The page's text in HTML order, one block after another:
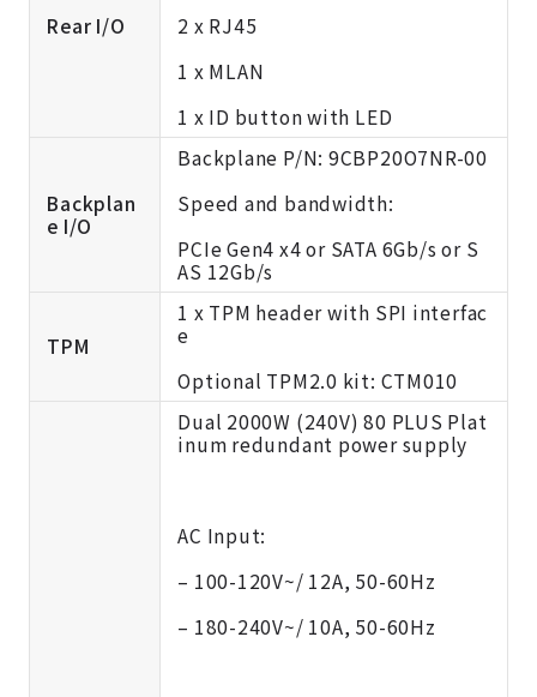
Rear I/O
2 x RJ45
1 x MLAN
1 x ID button with LED
Backplan
e I/O
Backplane P/N: 9CBP20O7NR-00
Speed and bandwidth:
PCIe Gen4 x4 or SATA 6Gb/s or S
AS 12Gb/s
TPM
1 x TPM header with SPI interfac
e
Optional TPM2.0 kit: CTM010
Dual 2000W (240V) 80 PLUS Plat
inum redundant power supply
AC Input:
– 100-120V~/ 12A, 50-60Hz
– 180-240V~/ 10A, 50-60Hz